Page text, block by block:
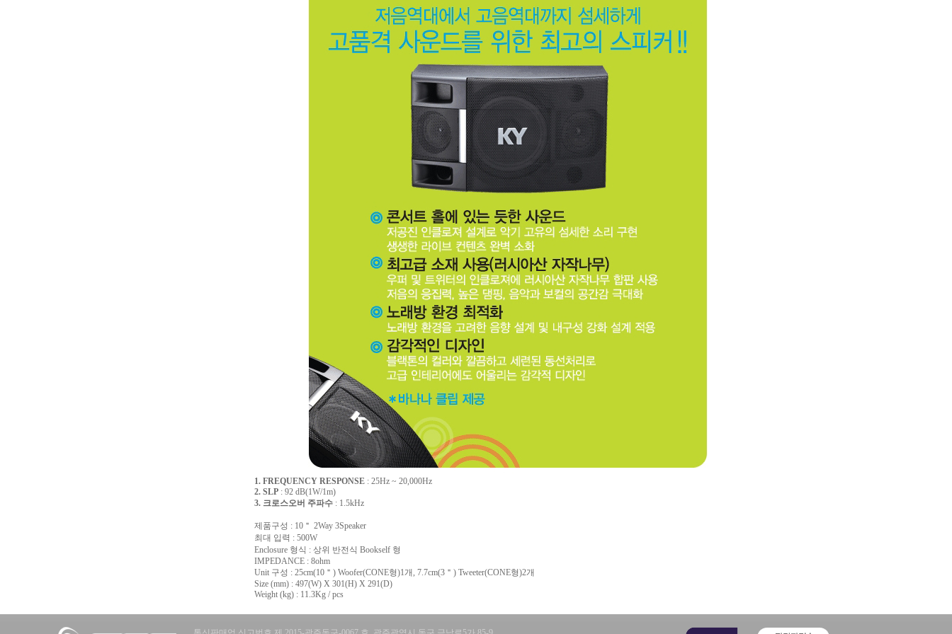
1. FREQUENCY RESPONSE : 25Hz ~ 20,000Hz
2. SLP : 92 dB(1W/1m)
3. 크로스오버 주파수 : 1.5kHz
제품구성 : 10＂ 2Way 3Speaker
최대 입력 : 500W
Enclosure 형식 : 상위 반전식 Bookself 형
IMPEDANCE : 8ohm
Unit 구성 : 25cm(10＂) Woofer(CONE형)1개, 7.7cm(3＂) Tweeter(CONE형)2개
Size (mm) : 497(W) X 301(H) X 291(D)
Weight (kg) : 11.3Kg / pcs